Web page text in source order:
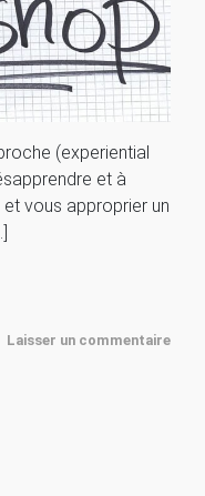
(experiential
et à
vous approprier un
Laisser un commentaire